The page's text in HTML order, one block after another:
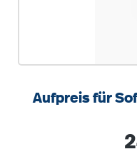
Aufpreis für